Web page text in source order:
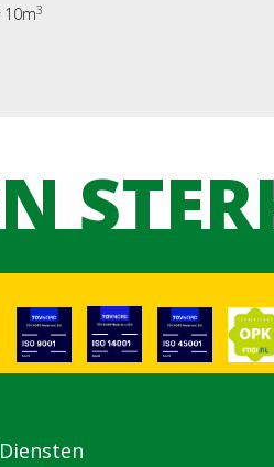
10m3
Diensten